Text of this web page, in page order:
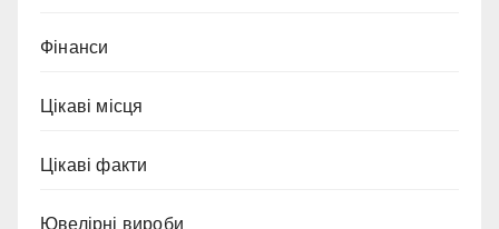
Фінанси
Цікаві місця
Цікаві факти
Ювелірні вироби